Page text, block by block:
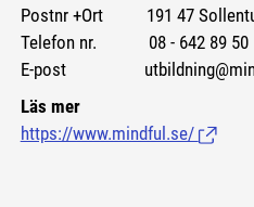
Postnr +Ort 191 47
Telefon nr. 08 - 642 89 50
E-post
Läs mer
https://www.mindful.se/ (Länk